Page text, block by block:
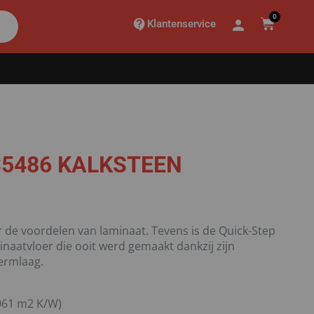
Klantenservice
0
KALKSTEEN
voordelen van laminaat. Tevens is de Quick-Step
die ooit werd gemaakt dankzij zijn
m2 K/W)